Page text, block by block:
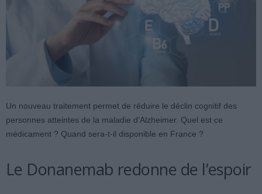
Un nouveau traitement permet de réduire le déclin cognitif des
personnes atteintes de la maladie d’Alzheimer. Quel est ce
médicament ? Quand sera-t-il disponible en France ?
Le Donanemab redonne de l’espoir